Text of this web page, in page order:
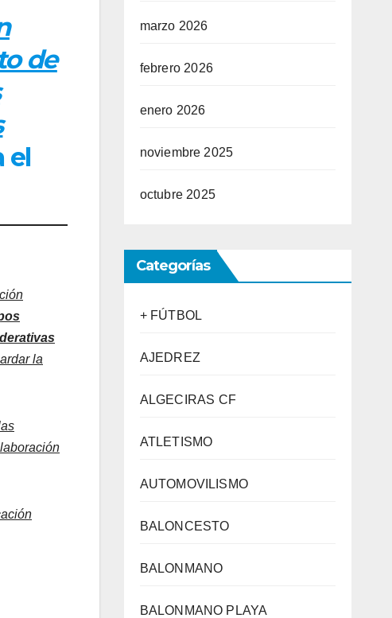
de
el
la
marzo 2026
febrero 2026
enero 2026
noviembre 2025
octubre 2025
Categorías
+ FÚTBOL
AJEDREZ
ALGECIRAS CF
ATLETISMO
AUTOMOVILISMO
BALONCESTO
BALONMANO
BALONMANO PLAYA